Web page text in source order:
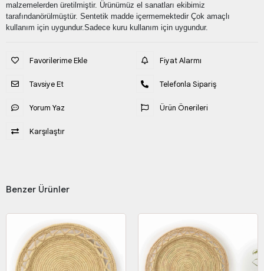
malzemelerden üretilmiştir. Ürünümüz el sanatları ekibimiz
tarafındanörülmüştür. Sentetik madde içermemektedir Çok amaçlı
kullanım için uygundur.Sadece kuru kullanım için uygundur.
Favorilerime Ekle
Tavsiye Et
Yorum Yaz
Karşılaştır
Fiyat Alarmı
Telefonla Sipariş
Ürün Önerileri
Benzer Ürünler